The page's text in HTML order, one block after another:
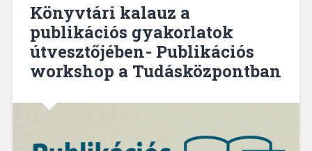
Andrással
és
Zsidó
Norberttel”
Könyvtári kalauz a
publikációs gyakorlatok
útvesztőjében- Publikációs
workshop a Tudásközpontban